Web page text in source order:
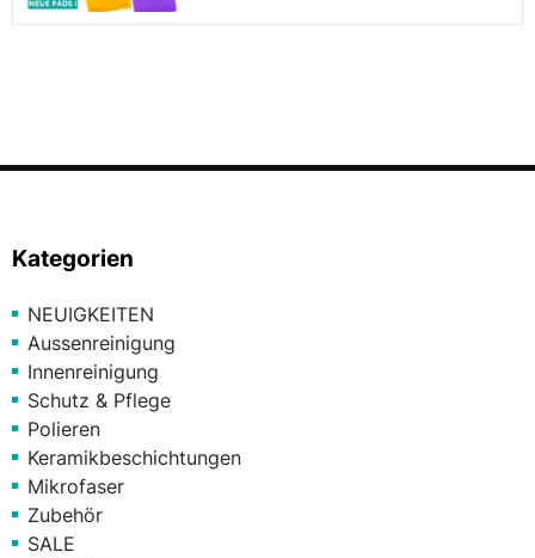
Kategorien
NEUIGKEITEN
Aussenreinigung
Innenreinigung
Schutz & Pflege
Polieren
Keramikbeschichtungen
Mikrofaser
Zubehör
SALE